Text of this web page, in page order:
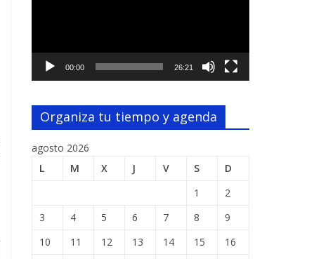
00:00 26:21
Organiza tu tiempo y agenda
agosto 2026
L
M X J V S
D
1
2
3
4 5 6 7 8
9
10
11 12 13 14 15
16